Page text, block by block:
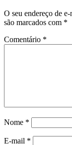
O seu endereço de
são marcados com *
Comentário *
Nome *
E-mail *